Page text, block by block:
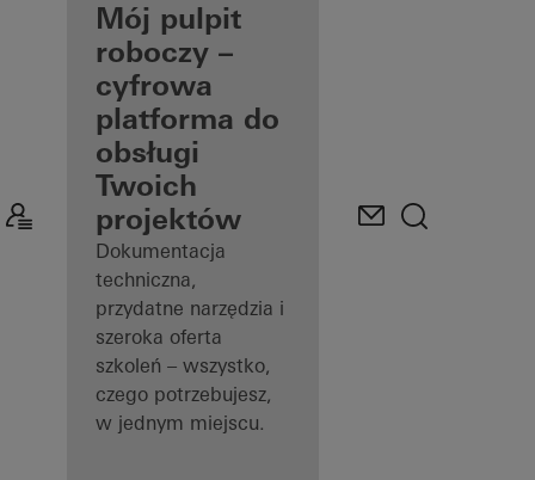
Zalety
posiadania
konta
użytkownika
Odkryj
Mój
pulpit
roboczy
Mój pulpit
roboczy –
cyfrowa
platforma do
obsługi
Twoich
projektów
Dokumentacja
techniczna,
przydatne narzędzia i
szeroka oferta
szkoleń – wszystko,
czego potrzebujesz,
w jednym miejscu.